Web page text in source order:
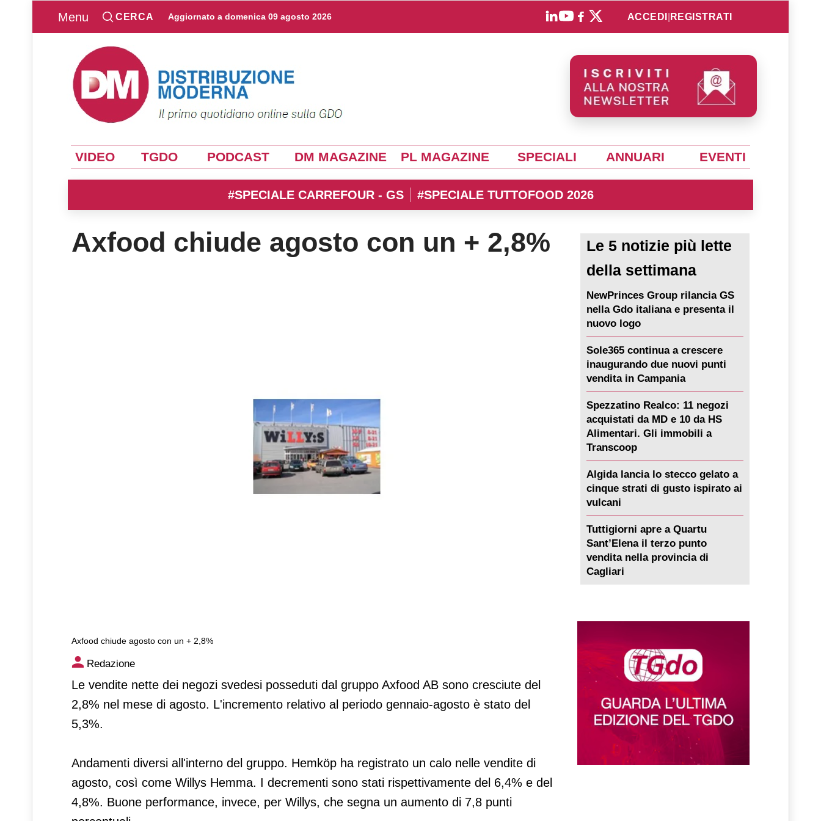
Menu CERCA Aggiornato a domenica 09 agosto 2026 ACCEDI REGISTRATI
VIDEO TGDO PODCAST DM MAGAZINE PL MAGAZINE SPECIALI ANNUARI EVENTI
#SPECIALE CARREFOUR - GS #SPECIALE TUTTOFOOD 2026
Axfood chiude agosto con un + 2,8%
Axfood chiude agosto con un + 2,8%
Axfood chiude agosto con un + 2,8%
Redazione
Le vendite nette dei negozi svedesi posseduti dal gruppo Axfood AB sono cresciute del
2,8% nel mese di agosto. L'incremento relativo al periodo gennaio-agosto è stato del
5,3%.
Andamenti diversi all'interno del gruppo. Hemköp ha registrato un calo nelle vendite di
agosto, così come Willys Hemma. I decrementi sono stati rispettivamente del 6,4% e del
4,8%. Buone performance, invece, per Willys, che segna un aumento di 7,8 punti
Le 5 notizie più lette
della settimana
NewPrinces Group rilancia GS
nella Gdo italiana e presenta il
nuovo logo
Sole365 continua a crescere
inaugurando due nuovi punti
vendita in Campania
Spezzatino Realco: 11 negozi
acquistati da MD e 10 da HS
Alimentari. Gli immobili a
Transcoop
Algida lancia lo stecco gelato a
cinque strati di gusto ispirato ai
vulcani
Tuttigiorni apre a Quartu
Sant’Elena il terzo punto
vendita nella provincia di
Cagliari